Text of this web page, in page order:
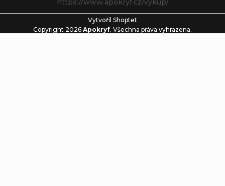
https://www.apokryf.cz/vykup/
Vytvořil Shoptet
Copyright 2026 Apokryf. Všechna práva vyhrazena.